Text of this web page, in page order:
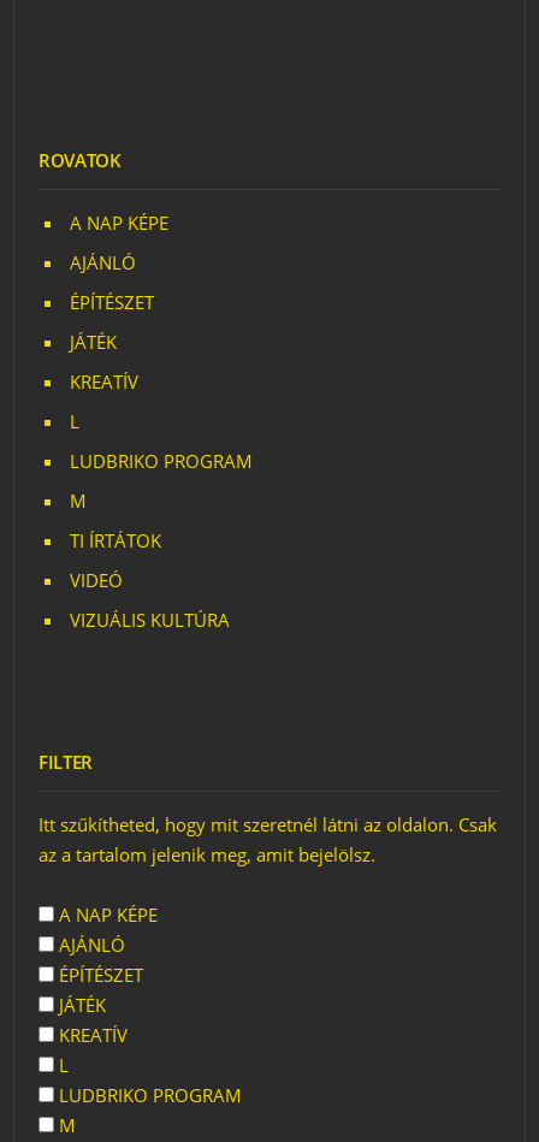
ROVATOK
A NAP KÉPE
AJÁNLÓ
ÉPÍTÉSZET
JÁTÉK
KREATÍV
L
LUDBRIKO PROGRAM
M
TI ÍRTÁTOK
VIDEÓ
VIZUÁLIS KULTÚRA
FILTER
Itt szűkítheted, hogy mit szeretnél látni az oldalon. Csak
az a tartalom jelenik meg, amit bejelölsz.
A NAP KÉPE
AJÁNLÓ
ÉPÍTÉSZET
JÁTÉK
KREATÍV
L
LUDBRIKO PROGRAM
M